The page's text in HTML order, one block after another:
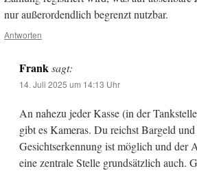
nur außerordendlich begrenzt nutzbar.
Antworten
Frank sagt:
14. Juli 2025 um 14:13 Uhr
An nahezu jeder Kasse (in der
gibt es Kameras. Du reichst Bargeld
Gesichtserkennung ist möglich und der
eine zentrale Stelle grundsätzlich auch.